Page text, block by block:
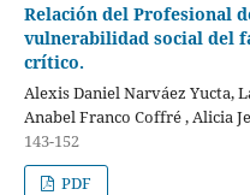
Relación del Profesional
vulnerabilidad social del
crítico.
Alexis Daniel Narváez Yucta,
Anabel Franco Coffré , Alicia
143-152
PDF